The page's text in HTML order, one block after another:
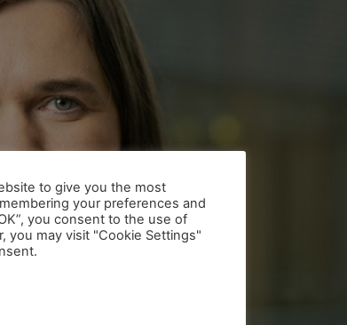
to give you the most
your preferences and
you consent to the use of
you may visit "Cookie Settings"